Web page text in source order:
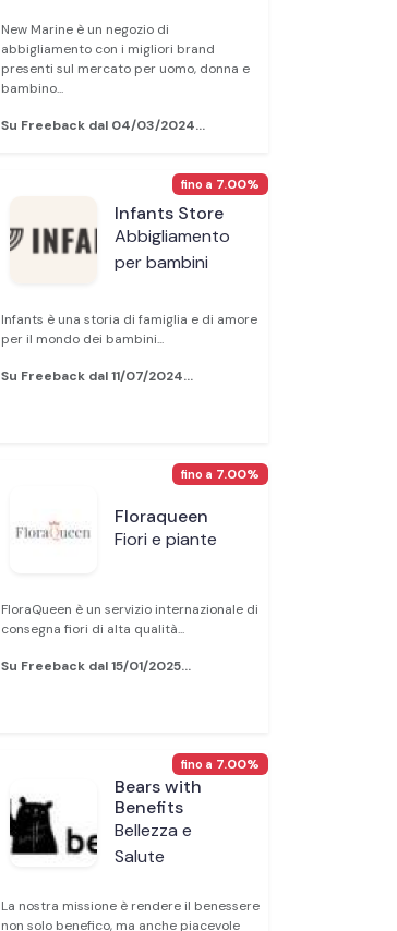
New Marine è un negozio di
abbigliamento con i migliori brand
presenti sul mercato per uomo, donna e
bambino...
Su Freeback dal 04/03/2024...
Infants Store
Abbigliamento
per bambini
Infants è una storia di famiglia e di amore
per il mondo dei bambini...
Su Freeback dal 11/07/2024...
fino a 7.00%
Floraqueen
Fiori e piante
FloraQueen è un servizio internazionale di
consegna fiori di alta qualità...
Su Freeback dal 15/01/2025...
fino a 7.00%
Bears with
Benefits
Bellezza e
Salute
La nostra missione è rendere il benessere
non solo benefico, ma anche piacevole
fino a 7.00%